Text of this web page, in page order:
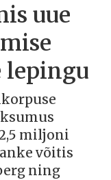
uue
miljoni
võitis
ning